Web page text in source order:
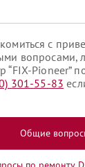
с
вопросами,
“FIX-Pioneer”
301-55-83
Общие